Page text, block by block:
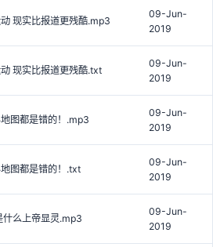
现实比报道更残酷.mp3
09-Jun-
2019
现实比报道更残酷.txt
09-Jun-
2019
图都是错的！.mp3
09-Jun-
2019
图都是错的！.txt
09-Jun-
2019
什么上帝显灵.mp3
09-Jun-
2019